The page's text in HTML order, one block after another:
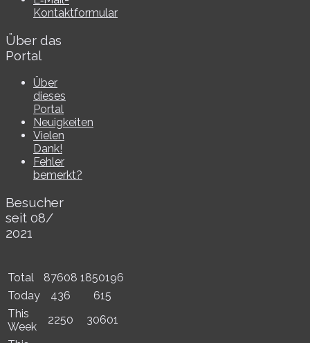
Kontaktformular
Über das
Portal
Über
dieses
Portal
Neuigkeiten
Vielen
Dank!
Fehler
bemerkt?
Besucher
seit 08/​
2021
Total 87608 1850196
Today
436
615
This
Week
2250
30601